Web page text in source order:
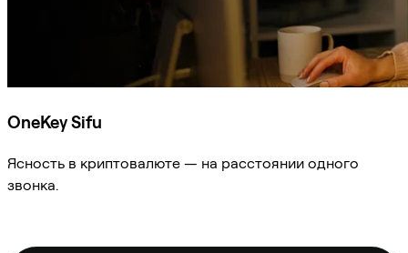
OneKey Sifu
Ясность в криптовалюте — на расстоянии одного
звонка.